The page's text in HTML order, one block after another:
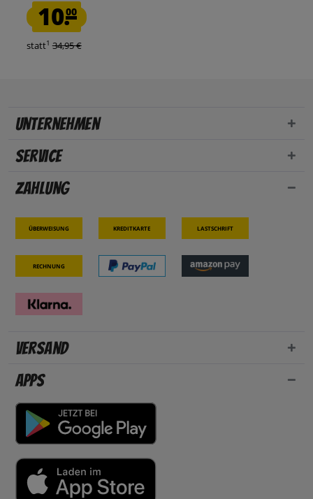
10.00
statt1 34,95 €
Unternehmen
Service
Zahlung
Überweisung Kreditkarte Lastschrift
Rechnung
Versand
Apps